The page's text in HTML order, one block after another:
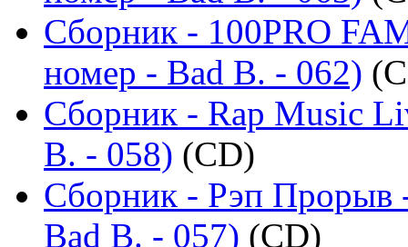
Сборник - 100PRO
номер - Bad B. - 062)
Сборник - Rap Music
B. - 058) (CD)
Сборник - Рэп Прорыв
Bad B. - 057) (CD)